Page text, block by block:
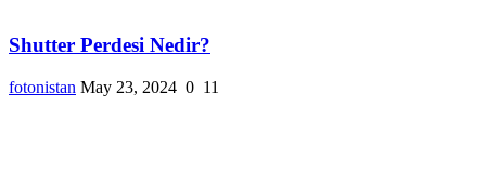
Shutter Perdesi Nedir?
fotonistan May 23, 2024 0 11